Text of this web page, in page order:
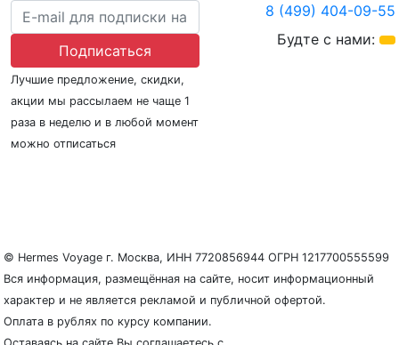
© Hermes Voyage г. Москва, ИНН 7720856944 ОГРН 1217700555599
Вся информация, размещённая на сайте, носит информационный
характер и не является рекламой и публичной офертой.
Оплата в рублях по курсу компании.
Подписаться
Лучшие предложение, скидки,
акции мы рассылаем не чаще 1
раза в неделю и в любой момент
можно отписаться
8 (499) 404-09-55
Будте с нами: